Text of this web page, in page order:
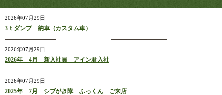
2026年07月29日
3ｔダンプ 納車（カスタム車）
2026年07月29日
2026年 4月 新入社員 アイン君入社
2026年07月29日
2025年 7月 シブがき隊 ふっくん ご来店